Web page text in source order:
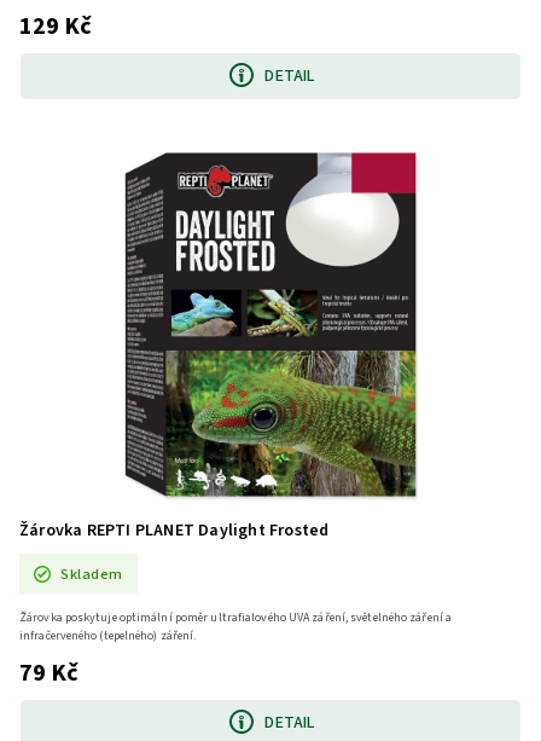
129 Kč
DETAIL
Žárovka REPTI PLANET Daylight Frosted
Skladem
79 Kč
DETAIL
Žárovka poskytuje optimální poměr ultrafialového UVA záření, světelného záření a
infračerveného (tepelného) záření.